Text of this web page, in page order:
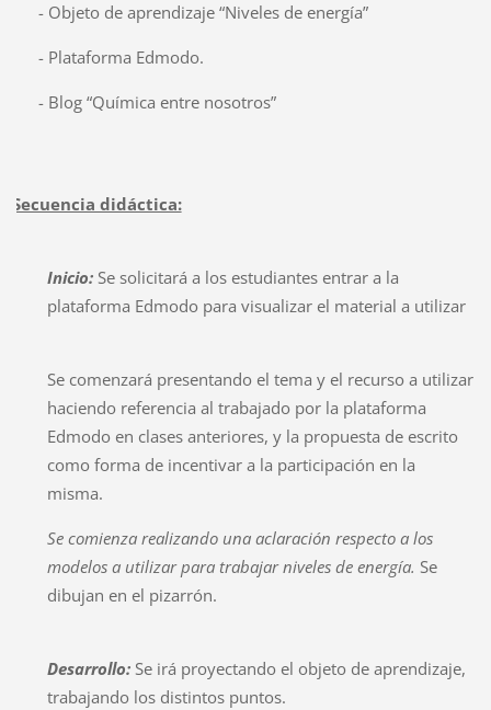
- Objeto de aprendizaje “Niveles de energía”
- Plataforma Edmodo.
- Blog “Química entre nosotros”
Secuencia didáctica:
Inicio: Se solicitará a los estudiantes entrar a la
plataforma Edmodo para visualizar el material a utilizar
Se comenzará presentando el tema y el recurso a utilizar
haciendo referencia al trabajado por la plataforma
Edmodo en clases anteriores, y la propuesta de escrito
como forma de incentivar a la participación en la
misma.
Se comienza realizando una aclaración respecto a los
modelos a utilizar para trabajar niveles de energía. Se
dibujan en el pizarrón.
Desarrollo: Se irá proyectando el objeto de aprendizaje,
trabajando los distintos puntos.